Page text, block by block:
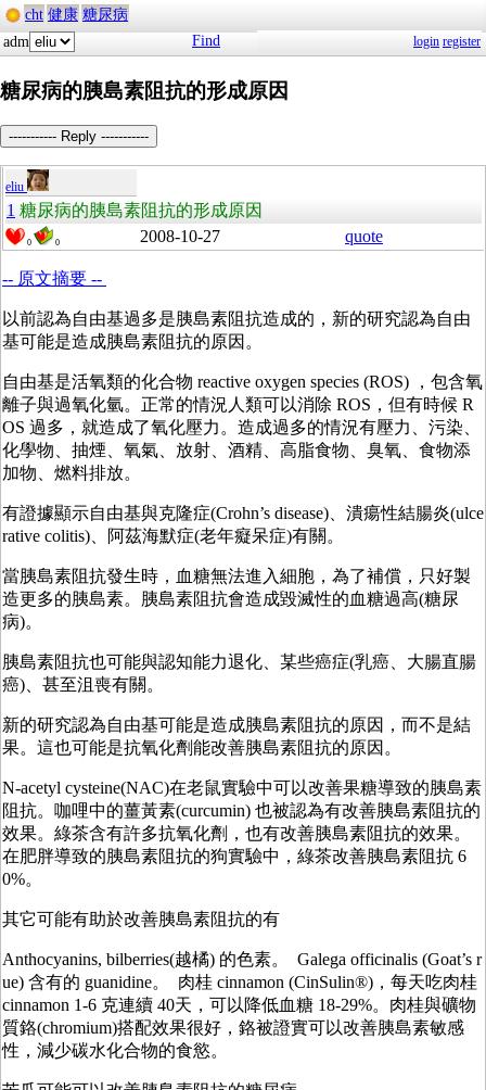
cht 健康 糖尿病
adm
Find login register
糖尿病的胰島素阻抗的形成原因
----------- Reply -----------
eliu
1 糖尿病的胰島素阻抗的形成原因
0 0 2008-10-27 quote
-- 原文摘要 --
以前認為自由基過多是胰島素阻抗造成的，新的研究認為自由
基可能是造成胰島素阻抗的原因。
自由基是活氧類的化合物 reactive oxygen species (ROS) ，包含氧
離子與過氧化氫。正常的情況人類可以消除 ROS，但有時候 R
OS 過多，就造成了氧化壓力。造成過多的情況有壓力、污染、
化學物、抽煙、氧氣、放射、酒精、高脂食物、臭氧、食物添
加物、燃料排放。
有證據顯示自由基與克隆症(Crohn’s disease)、潰瘍性結腸炎(ulce
rative colitis)、阿茲海默症(老年癡呆症)有關。
當胰島素阻抗發生時，血糖無法進入細胞，為了補償，只好製
造更多的胰島素。胰島素阻抗會造成毀滅性的血糖過高(糖尿
病)。
胰島素阻抗也可能與認知能力退化、某些癌症(乳癌、大腸直腸
癌)、甚至沮喪有關。
新的研究認為自由基可能是造成胰島素阻抗的原因，而不是結
果。這也可能是抗氧化劑能改善胰島素阻抗的原因。
N-acetyl cysteine(NAC)在老鼠實驗中可以改善果糖導致的胰島素
阻抗。咖哩中的薑黃素(curcumin) 也被認為有改善胰島素阻抗的
效果。綠茶含有許多抗氧化劑，也有改善胰島素阻抗的效果。
在肥胖導致的胰島素阻抗的狗實驗中，綠茶改善胰島素阻抗 6
0%。
其它可能有助於改善胰島素阻抗的有
Anthocyanins, bilberries(越橘) 的色素。 Galega officinalis (Goat’s r
ue) 含有的 guanidine。 肉桂 cinnamon (CinSulin®)，每天吃肉桂
cinnamon 1-6 克連續 40天，可以降低血糖 18-29%。肉桂與礦物
質鉻(chromium)搭配效果很好，鉻被證實可以改善胰島素敏感
性，減少碳水化合物的食慾。